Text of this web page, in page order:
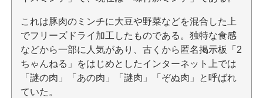
これは豚肉のミンチに大豆や野菜などを混合した上
でフリーズドライ加工したものである。独特な食感
などから一部に人気があり、古くから匿名掲示板「2
ちゃんねる」をはじめとしたインターネット上では
「謎の肉」「あの肉」「謎肉」「ぞぬ肉」と呼ばれ
ていた。